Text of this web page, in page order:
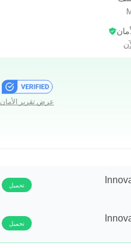
الرجاء قراءة هذه المقالة
عرض تقرير الأمان
تحميل
تحميل